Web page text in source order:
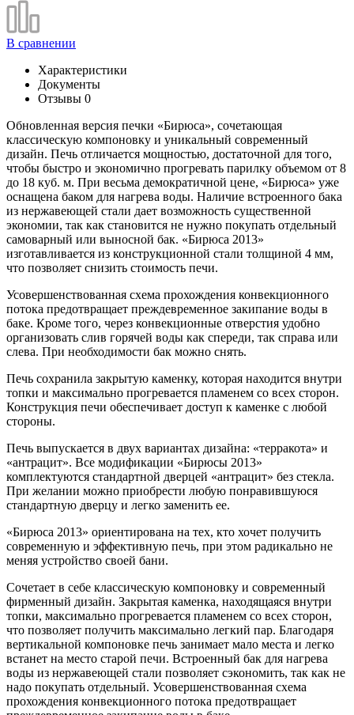
В сравнении
Характеристики
Документы
Отзывы 0
Обновленная версия печки «Бирюса», сочетающая
классическую компоновку и уникальный современный
дизайн. Печь отличается мощностью, достаточной для того,
чтобы быстро и экономично прогревать парилку объемом от 8
до 18 куб. м. При весьма демократичной цене, «Бирюса» уже
оснащена баком для нагрева воды. Наличие встроенного бака
из нержавеющей стали дает возможность существенной
экономии, так как становится не нужно покупать отдельный
самоварный или выносной бак. «Бирюса 2013»
изготавливается из конструкционной стали толщиной 4 мм,
что позволяет снизить стоимость печи.
Усовершенствованная схема прохождения конвекционного
потока предотвращает преждевременное закипание воды в
баке. Кроме того, через конвекционные отверстия удобно
организовать слив горячей воды как спереди, так справа или
слева. При необходимости бак можно снять.
Печь сохранила закрытую каменку, которая находится внутри
топки и максимально прогревается пламенем со всех сторон.
Конструкция печи обеспечивает доступ к каменке с любой
стороны.
Печь выпускается в двух вариантах дизайна: «терракота» и
«антрацит». Все модификации «Бирюсы 2013»
комплектуются стандартной дверцей «антрацит» без стекла.
При желании можно приобрести любую понравившуюся
стандартную дверцу и легко заменить ее.
«Бирюса 2013» ориентирована на тех, кто хочет получить
современную и эффективную печь, при этом радикально не
меняя устройство своей бани.
Сочетает в себе классическую компоновку и современный
фирменный дизайн. Закрытая каменка, находящаяся внутри
топки, максимально прогревается пламенем со всех сторон,
что позволяет получить максимально легкий пар. Благодаря
вертикальной компоновке печь занимает мало места и легко
встанет на место старой печи. Встроенный бак для нагрева
воды из нержавеющей стали позволяет сэкономить, так как не
надо покупать отдельный. Усовершенствованная схема
прохождения конвекционного потока предотвращает